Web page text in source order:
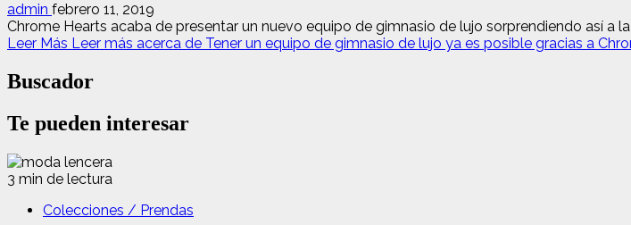
admin febrero 11, 2019
Chrome Hearts acaba de presentar un nuevo equipo de gimnasio de lujo sorprendiendo así a la
Leer Más Leer más acerca de Tener un equipo de gimnasio de lujo ya es posible gracias a
Buscador
Te pueden interesar
3 min de lectura
Colecciones / Prendas